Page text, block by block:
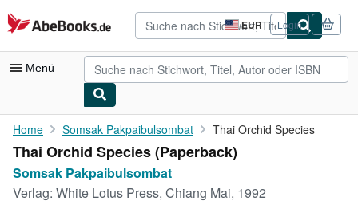
Zum Hauptinhalt
AbeBooks.de EUR
Seite
der
Einkaufseinstellungen.
Login
Menü
Nutzerkonto
Meine Bestellungen
Home Somsak Pakpaibulsombat Thai Orchid Species
Thai Orchid Species (Paperback)
Somsak Pakpaibulsombat
Verlag: White Lotus Press, Chiang Mai, 1992